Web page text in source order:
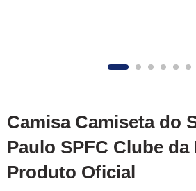
Camisa Camiseta do
Paulo SPFC Clube da
Produto Oficial